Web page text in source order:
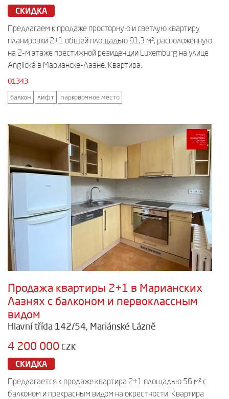
СКИДКА
Предлагаем к продаже просторную и светлую квартиру
планировки 2+1 общей площадью 91,3 м², расположенную
на 2-м этаже престижной резиденции Luxemburg на улице
Anglická в Марианске-Лазне. Квартира..
01343
балкон лифт парковочное место
Продажа квартиры 2+1 в Марианских
Лазнях с балконом и первоклассным
видом
Hlavní třída 142/54, Mariánské Lázně
4 200 000 CZK
СКИДКА
Предлагается к продаже квартира 2+1 площадью 56 м² с
балконом и прекрасным видом на окрестности. Квартира